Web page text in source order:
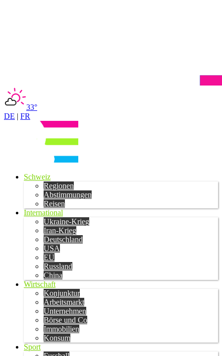
33°
DE | FR
Schweiz
Regionen
Abstimmungen
Reisen
International
Ukraine-Krieg
Iran-Krieg
Deutschland
USA
EU
Russland
China
Wirtschaft
Konjunktur
Arbeitsmarkt
Unternehmen
Börse und Co
Immobilien
Konsum
Sport